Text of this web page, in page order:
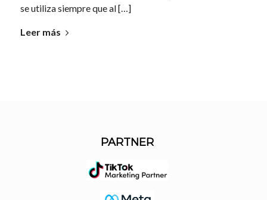
se utiliza siempre que al […]
Leer más
PARTNER